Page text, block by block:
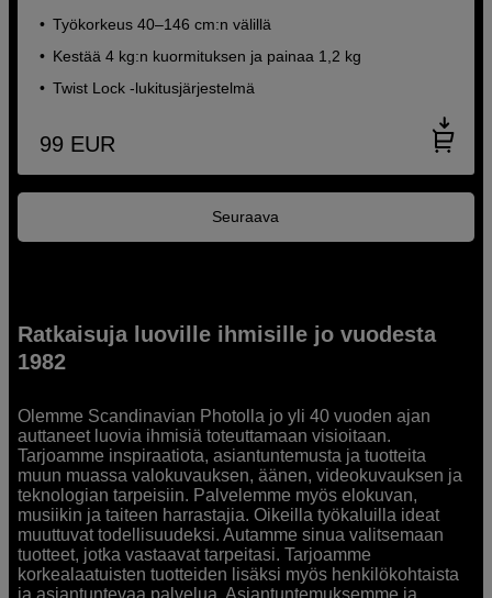
Työkorkeus 40–146 cm:n välillä
Kestää 4 kg:n kuormituksen ja painaa 1,2 kg
Twist Lock -lukitusjärjestelmä
99 EUR
Seuraava
Ratkaisuja luoville ihmisille jo vuodesta
1982
Olemme Scandinavian Photolla jo yli 40 vuoden ajan
auttaneet luovia ihmisiä toteuttamaan visioitaan.
Tarjoamme inspiraatiota, asiantuntemusta ja tuotteita
muun muassa valokuvauksen, äänen, videokuvauksen ja
teknologian tarpeisiin. Palvelemme myös elokuvan,
musiikin ja taiteen harrastajia. Oikeilla työkaluilla ideat
muuttuvat todellisuudeksi. Autamme sinua valitsemaan
tuotteet, jotka vastaavat tarpeitasi. Tarjoamme
korkealaatuisten tuotteiden lisäksi myös henkilökohtaista